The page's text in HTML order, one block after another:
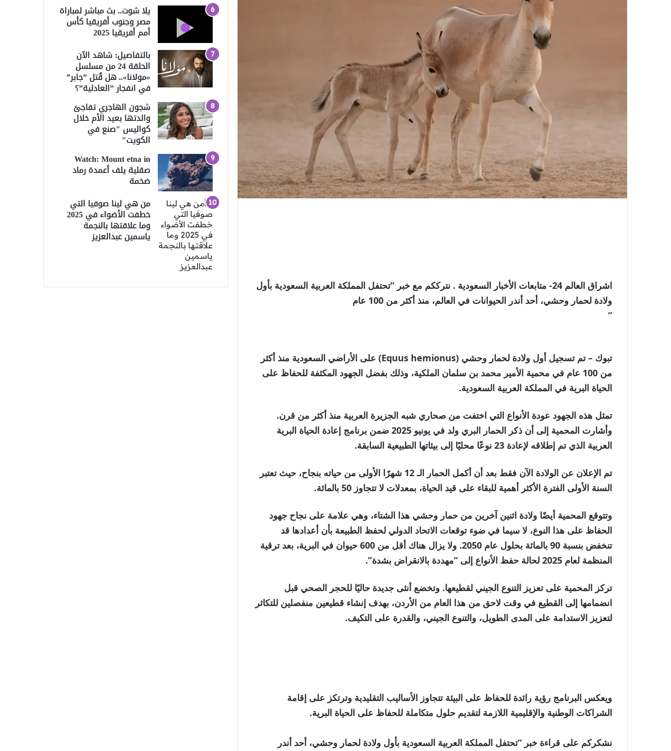
اشراق العالم 24- متابعات الأخبار السعودية . نترككم مع خبر “تحتفل المملكة العربية السعودية بأول
ولادة لحمار وحشي، أحد أندر الحيوانات في العالم، منذ أكثر من 100 عام
”
تبوك – تم تسجيل أول ولادة لحمار وحشي (Equus hemionus) على الأراضي السعودية منذ أكثر
من 100 عام في محمية الأمير محمد بن سلمان الملكية، وذلك بفضل الجهود المكثفة للحفاظ على
الحياة البرية في المملكة العربية السعودية.
تمثل هذه الجهود عودة الأنواع التي اختفت من صحاري شبه الجزيرة العربية منذ أكثر من قرن.
وأشارت المحمية إلى أن ذكر الحمار البري ولد في يونيو 2025 ضمن برنامج إعادة الحياة البرية
العربية الذي تم إطلاقه لإعادة 23 نوعًا محليًا إلى بيئاتها الطبيعية السابقة.
تم الإعلان عن الولادة الآن فقط بعد أن أكمل الحمار الـ 12 شهرًا الأولى من حياته بنجاح، حيث تعتبر
السنة الأولى الفترة الأكثر أهمية للبقاء على قيد الحياة، بمعدلات لا تتجاوز 50 بالمائة.
وتتوقع المحمية أيضًا ولادة اثنين آخرين من حمار وحشي هذا الشتاء، وهي علامة على نجاح جهود
الحفاظ على هذا النوع، لا سيما في ضوء توقعات الاتحاد الدولي لحفظ الطبيعة بأن أعدادها قد
تنخفض بنسبة 90 بالمائة بحلول عام 2050. ولا يزال هناك أقل من 600 حيوان في البرية، بعد ترقية
المنظمة لعام 2025 لحالة حفظ الأنواع إلى “مهددة بالانقراض بشدة”.
تركز المحمية على تعزيز التنوع الجيني لقطيعها. وتخضع أنثى جديدة حاليًا للحجر الصحي قبل
انضمامها إلى القطيع في وقت لاحق من هذا العام من الأردن، بهدف إنشاء قطيعين منفصلين للتكاثر
لتعزيز الاستدامة على المدى الطويل، والتنوع الجيني، والقدرة على التكيف.
ويعكس البرنامج رؤية رائدة للحفاظ على البيئة تتجاوز الأساليب التقليدية وترتكز على إقامة
الشراكات الوطنية والإقليمية اللازمة لتقديم حلول متكاملة للحفاظ على الحياة البرية.
نشكركم على قراءة خبر “تحتفل المملكة العربية السعودية بأول ولادة لحمار وحشي، أحد أندر
يلا شوت.. بث مباشر لمباراة
مصر وجنوب أفريقيا كأس
أمم أفريقيا 2025
بالتفاصيل: شاهد الآن
الحلقة 24 من مسلسل
«مولانا».. هل قُتل ”جابر”
في انفجار ”العادلية”؟
شجون الهاجري تفاجئ
والدتها بعيد الأم خلال
كواليس "صنع في
الكويت"
Watch: Mount etna in
صقلية يلف أعمدة رماد
ضخمة
من هي لينا صوفيا التي
خطفت الأضواء في 2025
وما علاقتها بالنجمة
ياسمين عبدالعزيز